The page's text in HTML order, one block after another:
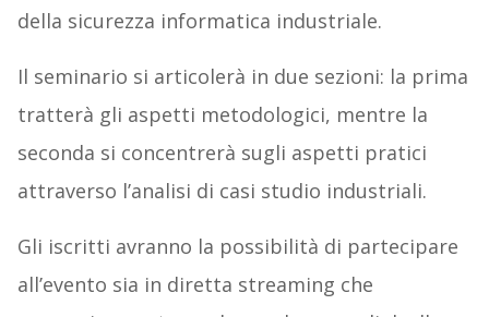
della sicurezza informatica industriale.
Il seminario si articolerà in due sezioni: la prima
tratterà gli aspetti metodologici, mentre la
seconda si concentrerà sugli aspetti pratici
attraverso l’analisi di casi studio industriali.
Gli iscritti avranno la possibilità di partecipare
all’evento sia in diretta streaming che